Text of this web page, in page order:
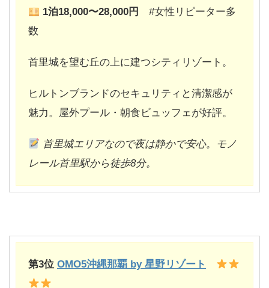
1泊18,000〜28,000円#女性リピーター多
数
首里城を望む丘の上に建つシティリゾート。
ヒルトンブランドのセキュリティと清潔感が
魅力。屋外プール・朝食ビュッフェが好評。
首里城エリアなので夜は静かで安心。モノ
レール首里駅から徒歩8分。
第3位 OMO5沖縄那覇 by 星野リゾート